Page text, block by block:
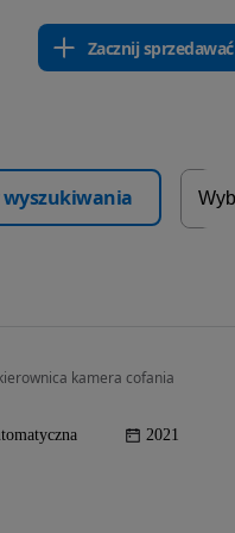
Zacznij sprzedawać
kamera cofania
2021